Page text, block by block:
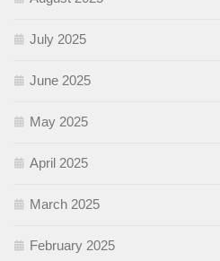
July 2025
June 2025
May 2025
April 2025
March 2025
February 2025